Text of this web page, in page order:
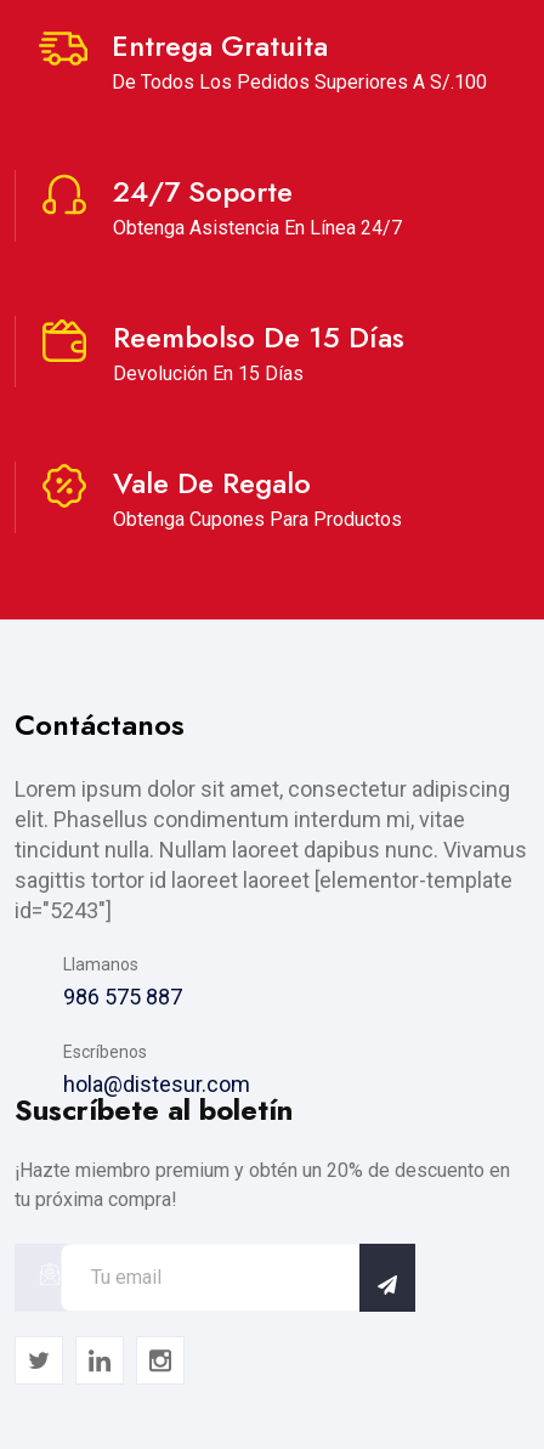
Entrega Gratuita
De Todos Los Pedidos Superiores A S/.100
24/7 Soporte
Obtenga Asistencia En Línea 24/7
Reembolso De 15 Días
Devolución En 15 Días
Vale De Regalo
Obtenga Cupones Para Productos
Contáctanos
Lorem ipsum dolor sit amet, consectetur adipiscing
elit. Phasellus condimentum interdum mi, vitae
tincidunt nulla. Nullam laoreet dapibus nunc. Vivamus
sagittis tortor id laoreet laoreet [elementor-template
id="5243"]
Llamanos
986 575 887
Escríbenos
hola@distesur.com
Suscríbete al boletín
¡Hazte miembro premium y obtén un 20% de descuento en
tu próxima compra!